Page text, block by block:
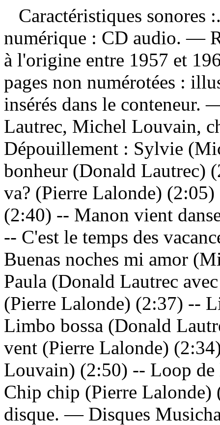
Caractéristiques
numérique : CD audio. —
à l'origine entre 1957 et
pages non numérotées :
insérés dans le conteneur.
Lautrec, Michel Louvain,
Dépouillement : Sylvie
bonheur (Donald Lautrec)
va? (Pierre Lalonde)
(2:40) -- Manon vient
-- C'est le temps des
Buenas noches mi amor
Paula (Donald Lautrec
(Pierre Lalonde) (2:37) --
Limbo bossa (Donald
vent (Pierre Lalonde)
Louvain) (2:50) -- Loop
Chip chip (Pierre
disque. — Disques